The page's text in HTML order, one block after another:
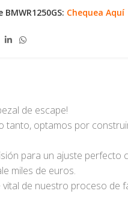
Chequea Aquí
de escape!
tanto, optamos por
para un ajuste perfecto
miles de euros.
de nuestro proceso de